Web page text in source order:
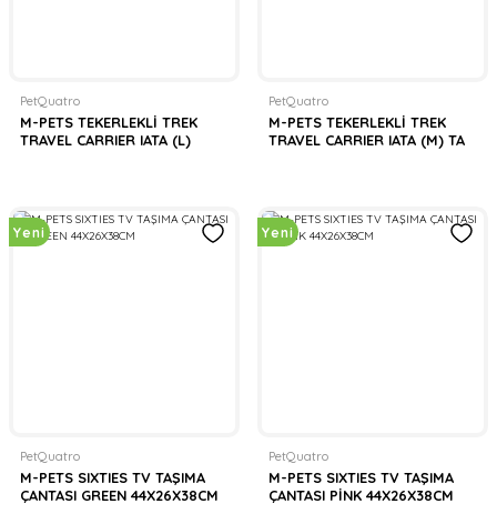
PetQuatro
M-PETS TEKERLEKLİ TREK
TRAVEL CARRIER IATA (L)
PetQuatro
M-PETS TEKERLEKLİ TREK
TRAVEL CARRIER IATA (M) TA
Yeni
PetQuatro
M-PETS SIXTIES TV TAŞIMA
ÇANTASI GREEN 44X26X38CM
Yeni
PetQuatro
M-PETS SIXTIES TV TAŞIMA
ÇANTASI PİNK 44X26X38CM